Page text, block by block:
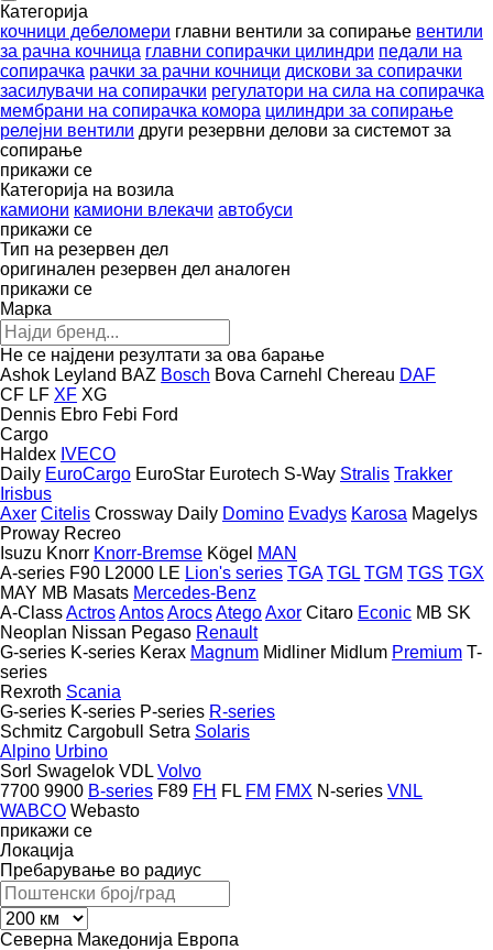
Категорија
кочници дебеломери главни вентили за сопирање вентили
за рачна кочница главни сопирачки цилиндри педали на
сопирачка рачки за рачни кочници дискови за сопирачки
засилувачи на сопирачки регулатори на сила на сопирачка
мембрани на сопирачка комора цилиндри за сопирање
релејни вентили други резервни делови за системот за
сопирање
прикажи се
Категорија на возила
камиони камиони влекачи автобуси
прикажи се
Тип на резервен дел
оригинален резервен дел аналоген
прикажи се
Марка
Не се најдени резултати за ова барање
Ashok Leyland BAZ Bosch Bova Carnehl Chereau DAF
CF LF XF XG
Dennis Ebro Febi Ford
Cargo
Haldex IVECO
Daily EuroCargo EuroStar Eurotech S-Way Stralis Trakker
Irisbus
Axer Citelis Crossway Daily Domino Evadys Karosa Magelys
Proway Recreo
Isuzu Knorr Knorr-Bremse Kögel MAN
A-series F90 L2000 LE Lion's series TGA TGL TGM TGS TGX
MAY MB Masats Mercedes-Benz
A-ClassActrosAntosArocsAtegoAxor Citaro Econic MB SK
Neoplan Nissan Pegaso Renault
G-series K-series Kerax Magnum Midliner Midlum Premium T-
series
Rexroth Scania
G-series K-series P-series R-series
Schmitz Cargobull
Setra Solaris
Alpino Urbino
Sorl Swagelok VDL Volvo
7700 9900 B-series F89 FH FL FM FMX N-series VNL
WABCO Webasto
прикажи се
Локација
Пребарување во радиус
Северна Македонија Европа